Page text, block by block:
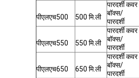
पीएलएच500 500 मि.ली
पारदर्शी
बॉक्स/
पारदर्शी
पीएलएच550 550 मि.ली
पारदर्शी
बॉक्स/
पारदर्शी
पीएलएच650 650 मि.ली
पारदर्शी
बॉक्स/
पारदर्शी